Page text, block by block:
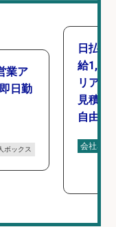
業ア
日勤
ボックス
日払い
給
リアの
見積作
自由・
会社名